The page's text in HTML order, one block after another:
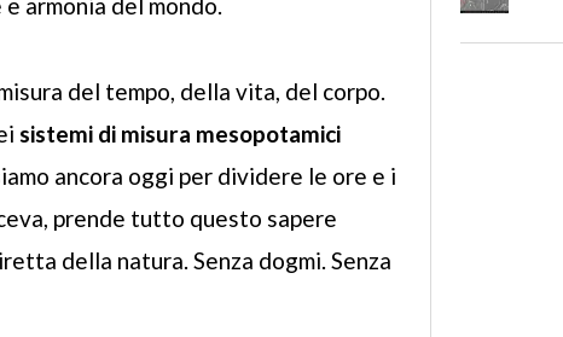
armonia del mondo.
del tempo, della vita, del corpo.
sistemi di misura mesopotamici
ancora oggi per dividere le ore e i
prende tutto questo sapere
della natura. Senza dogmi. Senza